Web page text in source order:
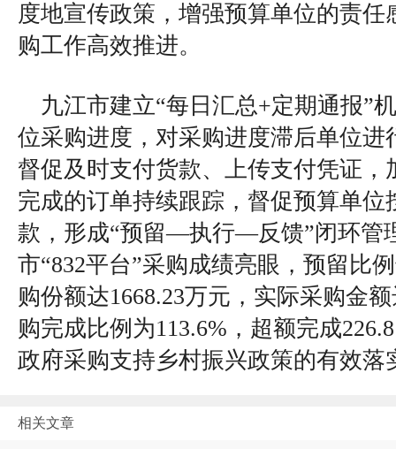
度地宣传政策，增强预算单位的责任
购工作高效推进。
九江市建立“每日汇总+定期通报”
位采购进度，对采购进度滞后单位进
督促及时支付货款、上传支付凭证，
完成的订单持续跟踪，督促预算单位
款，形成“预留—执行—反馈”闭环管
市“832平台”采购成绩亮眼，预留比
购份额达1668.23万元，实际采购金
购完成比例为113.6%，超额完成
政府采购支持乡村振兴政策的有效落
相关文章